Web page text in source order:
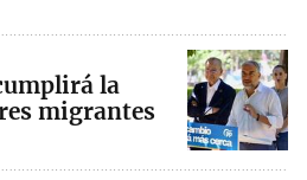
la
migrantes